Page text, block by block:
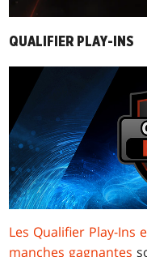
QUALIFIER PLAY-INS
Les Qualifier Play-
manches gagnantes